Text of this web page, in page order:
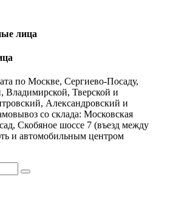
лица
по Москве, Сергиево-Посаду,
Тверской и
Александровский и
со склада: Московская
Скобяное шоссе 7 (въезд между
и автомобильным центром